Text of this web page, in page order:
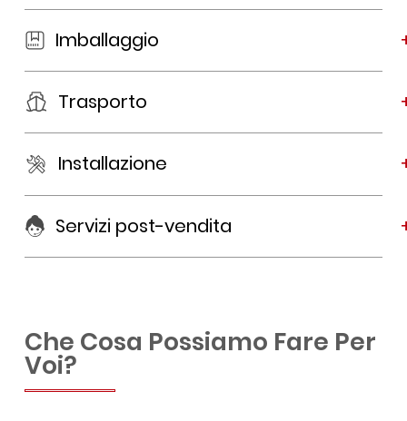
Imballaggio
Trasporto
Installazione
Servizi post-vendita
Che Cosa Possiamo Fare Per
Voi?